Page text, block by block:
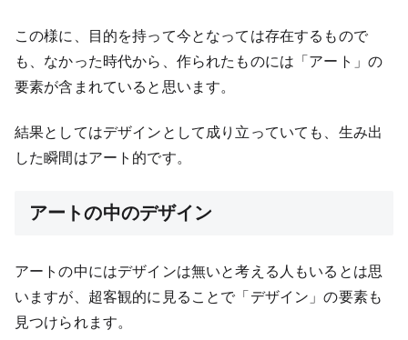
この様に、目的を持って今となっては存在するもので
も、なかった時代から、作られたものには「アート」の
要素が含まれていると思います。
結果としてはデザインとして成り立っていても、生み出
した瞬間はアート的です。
アートの中のデザイン
アートの中にはデザインは無いと考える人もいるとは思
いますが、超客観的に見ることで「デザイン」の要素も
見つけられます。